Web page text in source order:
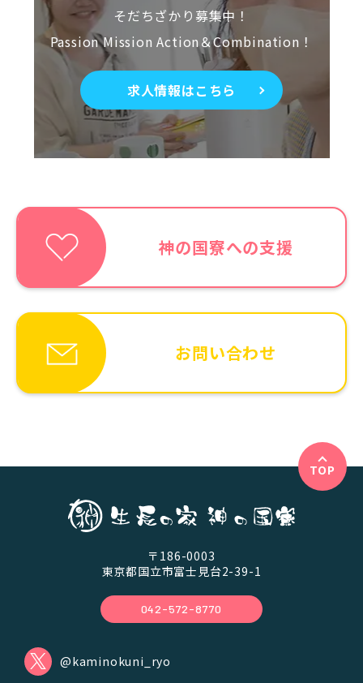
そだちざかり募集中！
Passion Mission Action＆Combination！
求人情報はこちら
神の国寮への支援
お問い合わせ
TOP
〒186-0003
東京都国立市富士見台2-39-1
042-572-8770
@kaminokuni_ryo